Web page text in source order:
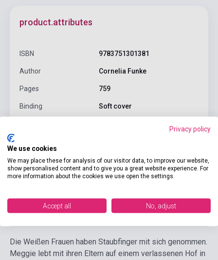
product.attributes
ISBN 9783751301381
Author Cornelia Funke
Pages 759
Binding Soft cover
Format Book
Language German
Detailed description Related links Reviews
Die Weißen Frauen haben Staubfinger mit sich genommen.
Meggie lebt mit ihren Eltern auf einem verlassenen Hof in
Privacy policy
We use cookies
We may place these for analysis of our visitor data, to improve our website,
show personalised content and to give you a great website experience. For
more information about the cookies we use open the settings.
Accept all No, adjust